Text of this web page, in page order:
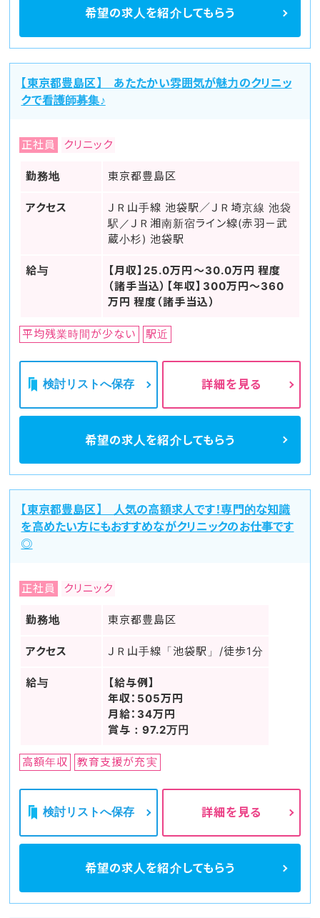
希望の求人を紹介してもらう
【東京都豊島区】 あたたかい雰囲気が魅力のクリニッ
クで看護師募集♪
正社員 クリニック
勤務地 東京都豊島区
アクセス
ＪＲ山手線 池袋駅／ＪＲ埼京線 池袋
駅／ＪＲ湘南新宿ライン線(赤羽－武
蔵小杉) 池袋駅
給与
【月収】25.0万円～30.0万円 程度
（諸手当込）【年収】300万円～360
万円 程度（諸手当込）
平均残業時間が少ない 駅近
検討リストへ保存 詳細を見る
希望の求人を紹介してもらう
【東京都豊島区】 人気の高額求人です！専門的な知識
を高めたい方にもおすすめながクリニックのお仕事です
◎
正社員 クリニック
勤務地 東京都豊島区
アクセス ＪＲ山手線「池袋駅」/徒歩1分
給与
【給与例】
年収：505万円
月給：34万円
賞与：97.2万円
高額年収 教育支援が充実
検討リストへ保存 詳細を見る
希望の求人を紹介してもらう